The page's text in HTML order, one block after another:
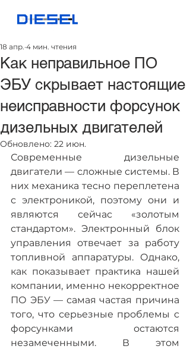
Как неправильное ПО
ЭБУ скрывает настоящие
неисправности форсунок
дизельных двигателей
18 апр. 4 мин. чтения
Обновлено: 22 июн.
Современные дизельные
двигатели — сложные системы. В
них механика тесно переплетена
с электроникой, поэтому они и
являются сейчас «золотым
стандартом». Электронный блок
управления отвечает за работу
топливной аппаратуры. Однако,
как показывает практика нашей
компании, именно некорректное
ПО ЭБУ — самая частая причина
того, что серьезные проблемы с
форсунками остаются
незамеченными. В этом